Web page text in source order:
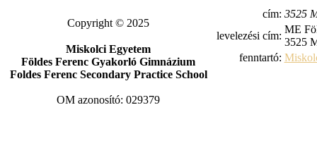
Copyright © 2025
Miskolci Egyetem
Földes Ferenc Gyakorló Gimnázium
Foldes Ferenc Secondary Practice School
OM azonosító: 029379
cím: 3525
levelezési cím:
ME
3525
fenntartó: